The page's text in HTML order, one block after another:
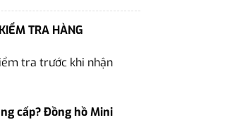
TRA HÀNG
tra trước khi nhận
cấp? Đồng hồ Mini